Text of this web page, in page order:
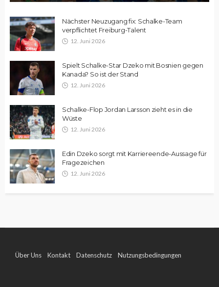
Nächster Neuzugang fix: Schalke-Team
verpflichtet Freiburg-Talent
12. Juni 2026
Spielt Schalke-Star Dzeko mit Bosnien gegen
Kanada? So ist der Stand
12. Juni 2026
Schalke-Flop Jordan Larsson zieht es in die
Wüste
12. Juni 2026
Edin Dzeko sorgt mit Karriereende-Aussage für
Fragezeichen
12. Juni 2026
Über Uns Kontakt Datenschutz Nutzungsbedingungen